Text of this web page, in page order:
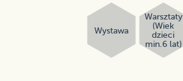
Wystawa
Warsztaty
(Wiek
dzieci
min.6 lat)